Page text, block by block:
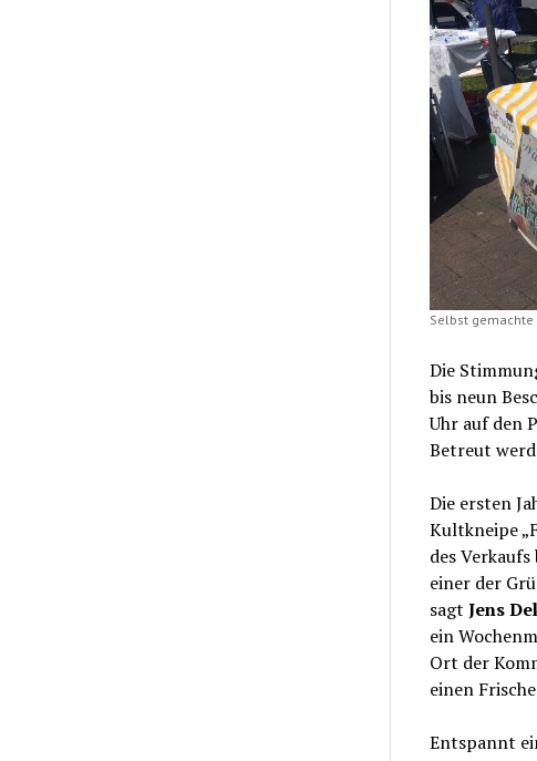
Selbst gemachte
Die
bis neun
Uhr auf den
Betreut
Die ersten
Kultkneipe
des
einer der
sagt Jens
ein
Ort der
einen
Entspannt